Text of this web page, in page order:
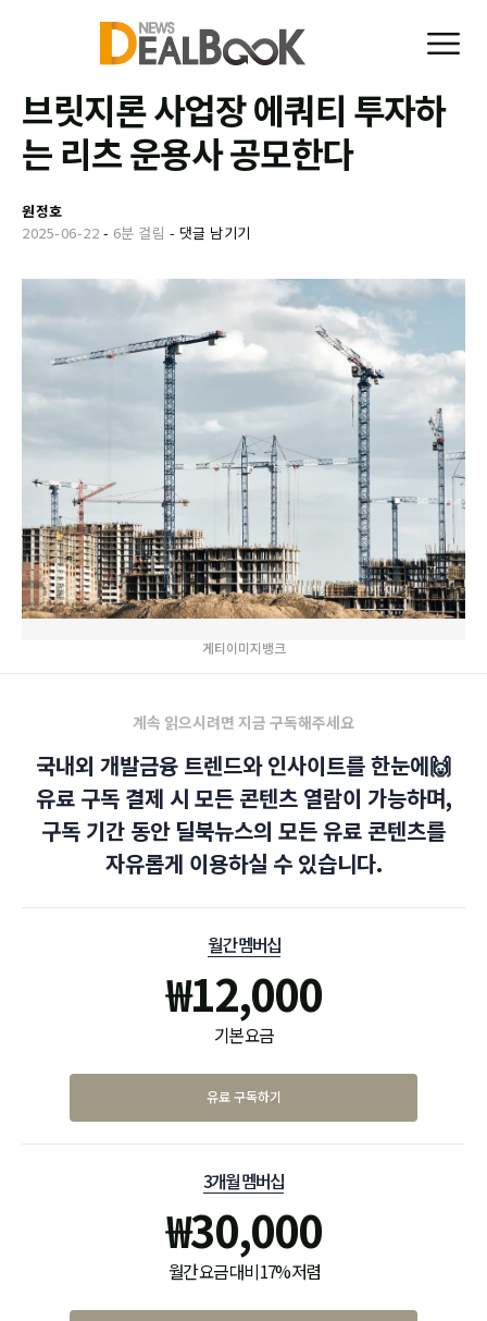
브릿지론 사업장 에쿼티 투자하
는 리츠 운용사 공모한다
원정호
2025-06-22 - 6분 걸림 - 댓글 남기기
게티이미지뱅크
계속 읽으시려면 지금 구독해주세요
국내외 개발금융 트렌드와 인사이트를 한눈에🙌
유료 구독 결제 시 모든 콘텐츠 열람이 가능하며,
구독 기간 동안 딜북뉴스의 모든 유료 콘텐츠를
자유롭게 이용하실 수 있습니다.
월간 멤버십
₩12,000
기본 요금
유료 구독하기
3개월 멤버십
₩30,000
월간 요금 대비 17% 저렴